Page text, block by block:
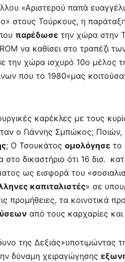
«Αριστερού παπά
στους Τούρκους, η
παρέδωσε την χώρα στην
να καθίσει στο τραπέζι
την χώρα ισχυρό 10ο μέλος
που το 1980«μας
καρέκλες με τους
ο Γιάννης Σμπώκος; Ποιών,
; Ο Τσουκάτος ομολόγησε το
δικαστήριο ότι 16 δισ.
ως εισφορά του
καπιταλιστές» σε
προμήθειες, τα κοινοτικά
από τους καρχαρίες
της Δεξιάς»υποτιμώντας
δύναμη χειραγώγησης